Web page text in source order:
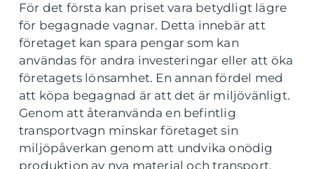
För det första kan priset vara betydligt lägre
för begagnade vagnar. Detta innebär att
företaget kan spara pengar som kan
användas för andra investeringar eller att öka
företagets lönsamhet. En annan fördel med
att köpa begagnad är att det är miljövänligt.
Genom att återanvända en befintlig
transportvagn minskar företaget sin
miljöpåverkan genom att undvika onödig
produktion av nya material och transport.